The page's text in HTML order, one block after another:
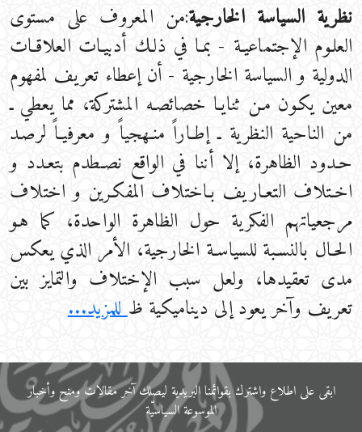
نظرية السياسة الخارجية:من المعروف على مستوى
العلـوم الإجتماعيـة - بمـا في ذلـك أدبيـات العلاقـات
الدولية و السياسة الخارجية - أن إعطاء تعريف لمفهوم
معين يكـون مـن ثنايـا خصائصـه المشتركة، مما يعطي ـ
من الناحية النظرية ـ إطـاراً منـهجياً و معرفيـاً لرصـد
حـدود الظاهرة، إلا أننا في الواقع نصـطدم بتعـدد و
اخـتلاف التعـاريف بـاختلاف المفكـرين و اختلاف
مرجعياتهم الفكرية حول الظاهرة الواحدة، كما هـو
الحـال بالنسـبة للسياسـة الخارجية، الأمر الذي يعكس
مدى تعقيدها، ولعل سبب الإختلاف والتمايز بين
تعريف وآخر يعود إلى ديناميكية ظللمزيد...
ابقى على اﻃﻼع واشترك بقوائمنا البريدية ليصلك آخر مقالات ومنح وأخبار
الموسوعة اﻟﺴﻴﺎﺳﻴّﺔ